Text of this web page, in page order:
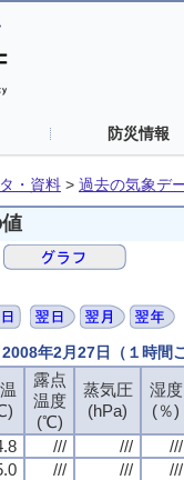
防災情報
・資料 > 過去の気象デ
年2月27日（１時間ご
露点
温度
(℃)
蒸気圧
(hPa)
湿度
(％)
/// /// ///
/// /// ///